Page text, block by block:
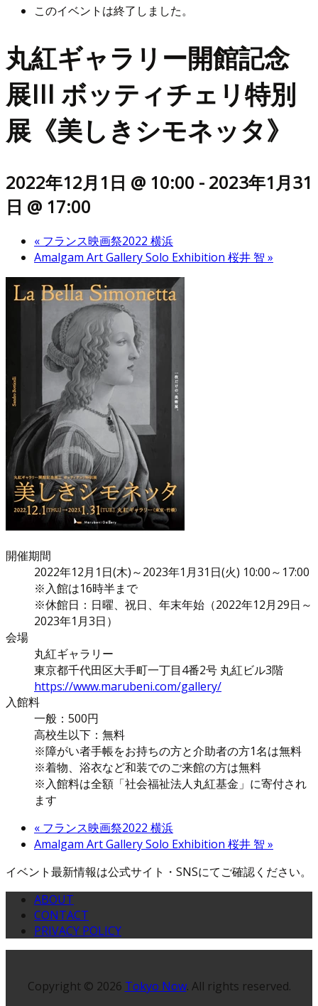
このイベントは終了しました。
丸紅ギャラリー開館記念
展III ボッティチェリ特別
展《美しきシモネッタ》
2022年12月1日 @ 10:00 - 2023年1月31
日 @ 17:00
« フランス映画祭2022 横浜
Amalgam Art Gallery Solo Exhibition 桜井 智 »
開催期間
2022年12月1日(木)～2023年1月31日(火) 10:00～17:00
※入館は16時半まで
※休館日：日曜、祝日、年末年始（2022年12月29日～
2023年1月3日）
会場
丸紅ギャラリー
東京都千代田区大手町一丁目4番2号 丸紅ビル3階
https://www.marubeni.com/gallery/
入館料
一般：500円
高校生以下：無料
※障がい者手帳をお持ちの方と介助者の方1名は無料
※着物、浴衣など和装でのご来館の方は無料
※入館料は全額「社会福祉法人丸紅基金」に寄付され
ます
« フランス映画祭2022 横浜
Amalgam Art Gallery Solo Exhibition 桜井 智 »
イベント最新情報は公式サイト・SNSにてご確認ください。
ABOUT
CONTACT
PRIVACY POLICY
Copyright © 2026 Tokyo Now. All rights reserved.